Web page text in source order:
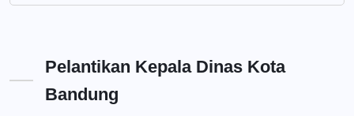
Pelantikan Kepala Dinas Kota
Bandung